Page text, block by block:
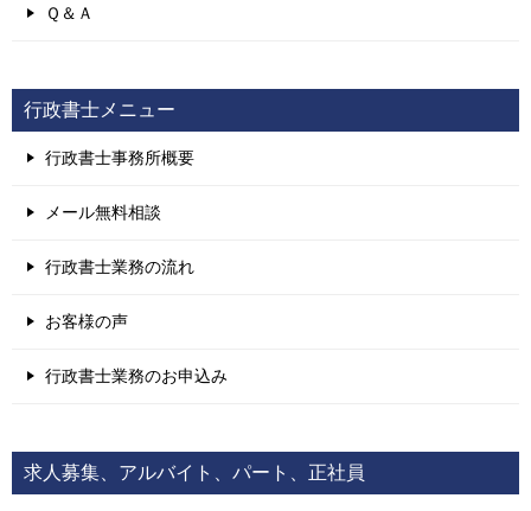
Ｑ＆Ａ
行政書士メニュー
行政書士事務所概要
メール無料相談
行政書士業務の流れ
お客様の声
行政書士業務のお申込み
求人募集、アルバイト、パート、正社員